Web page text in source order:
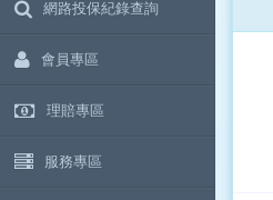
網路投保紀錄查詢
會員專區
理賠專區
服務專區